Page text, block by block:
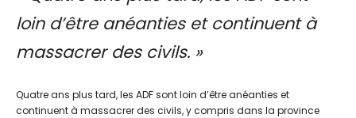
loin d’être anéanties et continuent à
massacrer des civils. »
Quatre ans plus tard, les ADF sont loin d’être anéanties et
continuent à massacrer des civils, y compris dans la province